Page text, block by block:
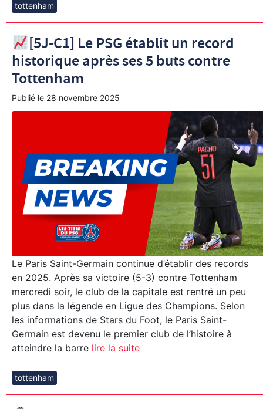
tottenham
[5J-C1] Le PSG établit un record
historique après ses 5 buts contre
Tottenham
Publié le 28 novembre 2025
Le Paris Saint-Germain continue d’établir des records
en 2025. Après sa victoire (5-3) contre Tottenham
mercredi soir, le club de la capitale est rentré un peu
plus dans la légende en Ligue des Champions. Selon
les informations de Stars du Foot, le Paris Saint-
Germain est devenu le premier club de l’histoire à
atteindre la barre lire la suite
tottenham